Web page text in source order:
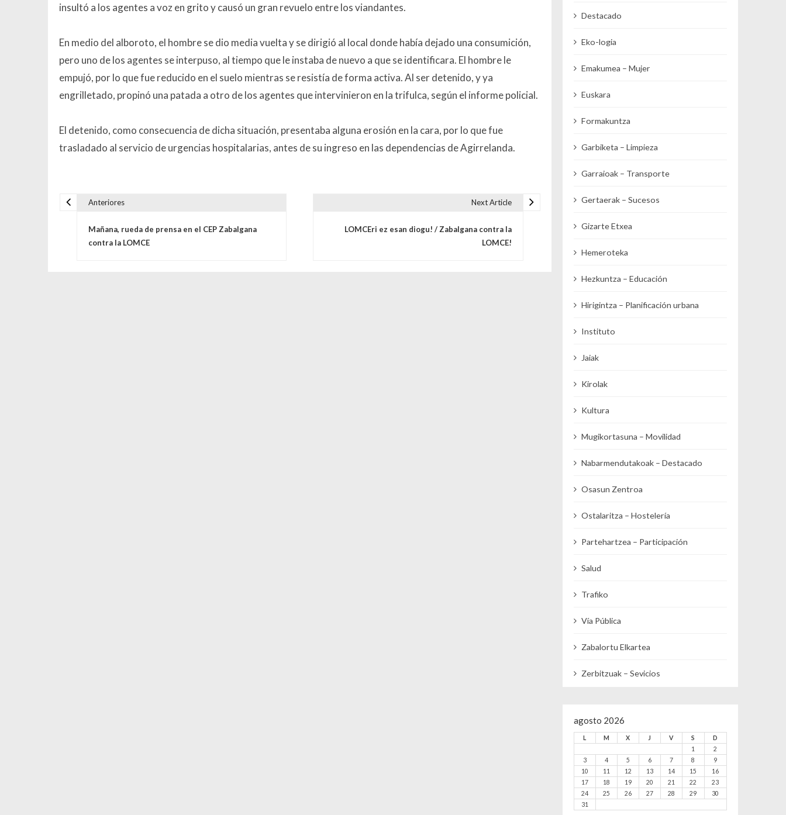
insultó a los agentes a voz en grito y causó un gran revuelo entre los viandantes.
En medio del alboroto, el hombre se dio media vuelta y se dirigió al local donde había dejado una consumición,
pero uno de los agentes se interpuso, al tiempo que le instaba de nuevo a que se identificara. El hombre le
empujó, por lo que fue reducido en el suelo mientras se resistía de forma activa. Al ser detenido, y ya
engrilletado, propinó una patada a otro de los agentes que intervinieron en la trifulca, según el informe policial.
El detenido, como consecuencia de dicha situación, presentaba alguna erosión en la cara, por lo que fue
trasladado al servicio de urgencias hospitalarias, antes de su ingreso en las dependencias de Agirrelanda.
Anteriores
Mañana, rueda de prensa en el CEP Zabalgana
contra la LOMCE
Next Article
LOMCEri ez esan diogu! / Zabalgana contra la
LOMCE!
Destacado
Eko-logia
Emakumea – Mujer
Euskara
Formakuntza
Garbiketa – Limpieza
Garraioak – Transporte
Gertaerak – Sucesos
Gizarte Etxea
Hemeroteka
Hezkuntza – Educación
Hirigintza – Planificación urbana
Instituto
Jaiak
Kirolak
Kultura
Mugikortasuna – Movilidad
Nabarmendutakoak – Destacado
Osasun Zentroa
Ostalaritza – Hostelería
Partehartzea – Participación
Salud
Trafiko
Vía Pública
Zabalortu Elkartea
Zerbitzuak – Sevicios
agosto 2026
L M X J V S
D
1
2
3
4 5 6 7 8
9
10
11 12 13 14 15
16
17
18 19 20 21 22
23
24
25 26 27 28 29
30
31